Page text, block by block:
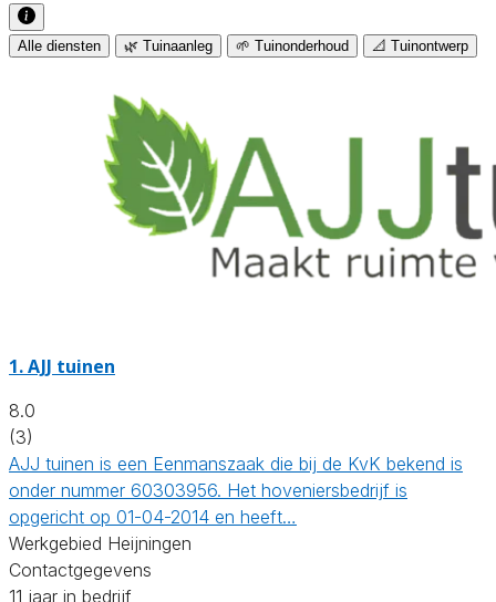
Alle diensten 🌿 Tuinaanleg 🌱 Tuinonderhoud 📐 Tuinontwerp
1.AJJ tuinen
8.0
(3)
AJJ tuinen is een Eenmanszaak die bij de KvK bekend is
onder nummer 60303956. Het hoveniersbedrijf is
opgericht op 01-04-2014 en heeft…
Werkgebied Heijningen
Contactgegevens
11 jaar in bedrijf